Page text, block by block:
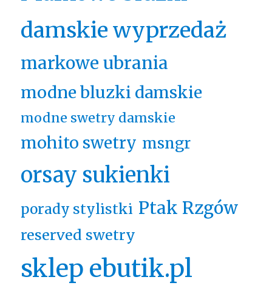
damskie wyprzedaż
markowe ubrania
modne bluzki damskie
modne swetry damskie
mohito swetry msngr
orsay sukienki
porady stylistki Ptak Rzgów
reserved swetry
sklep ebutik.pl